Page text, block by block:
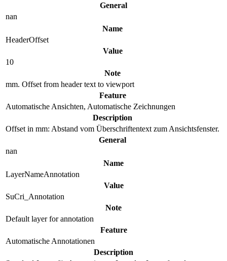
General
nan
Name
HeaderOffset
Value
10
Note
mm. Offset from header text to viewport
Feature
Automatische Ansichten, Automatische Zeichnungen
Description
Offset in mm: Abstand vom Überschriftentext zum Ansichtsfenster.
General
nan
Name
LayerNameAnnotation
Value
SuCri_Annotation
Note
Default layer for annotation
Feature
Automatische Annotationen
Description